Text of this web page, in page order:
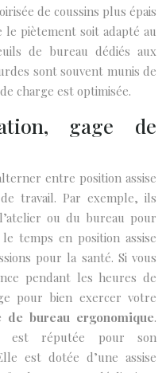
de coussins plus épais
le piètement soit adapté au
de bureau dédiés aux
sont souvent munis de
charge est optimisée.
gage de
entre position assise
travail. Par exemple, ils
ou du bureau pour
temps en position assise
pour la santé. Si vous
pendant les heures de
pour bien exercer votre
de bureau ergonomique.
est réputée pour son
est dotée d’une assise